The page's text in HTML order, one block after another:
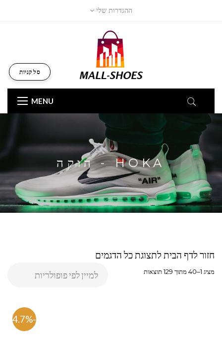
ההגדרות שלי
MENU
סל קניות
HOKA - הוקה
חזור לדף הבית לתצוגת כל הדגמים
מציג 1–40 מתוך 129 תוצאות
-54.7%